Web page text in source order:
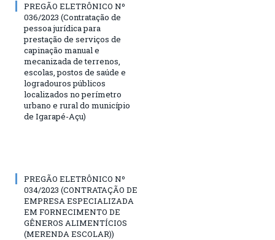
PREGÃO ELETRÔNICO Nº
036/2023 (Contratação de
pessoa jurídica para
prestação de serviços de
capinação manual e
mecanizada de terrenos,
escolas, postos de saúde e
logradouros públicos
localizados no perímetro
urbano e rural do município
de Igarapé-Açu)
PREGÃO ELETRÔNICO Nº
034/2023 (CONTRATAÇÃO DE
EMPRESA ESPECIALIZADA
EM FORNECIMENTO DE
GÊNEROS ALIMENTÍCIOS
(MERENDA ESCOLAR))